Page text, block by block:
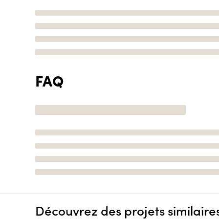
FAQ
Découvrez des projets